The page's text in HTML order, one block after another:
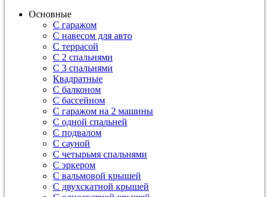
Основные
С гаражом
С навесом для авто
С террасой
С 2 спальнями
С 3 спальнями
Квадратные
С балконом
С бассейном
С гаражом на 2 машины
С одной спальней
С подвалом
С сауной
С четырьмя спальнями
С эркером
С вальмовой крышей
С двухскатной крышей